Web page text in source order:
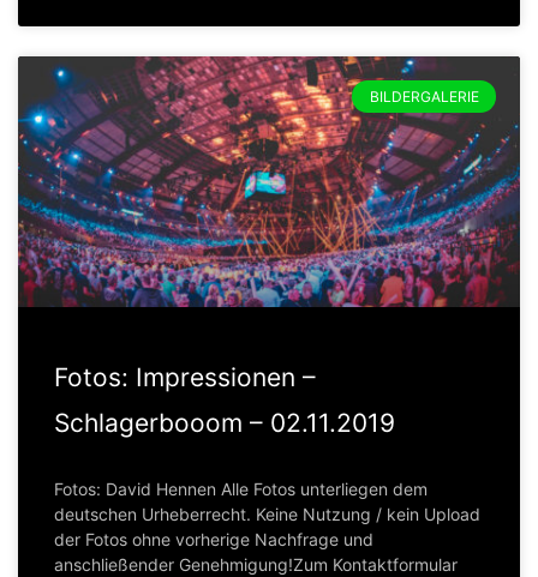
BILDERGALERIE
Fotos: Impressionen –
Schlagerbooom – 02.11.2019
Fotos: David Hennen Alle Fotos unterliegen dem
deutschen Urheberrecht. Keine Nutzung / kein Upload
der Fotos ohne vorherige Nachfrage und
anschließender Genehmigung!Zum Kontaktformular